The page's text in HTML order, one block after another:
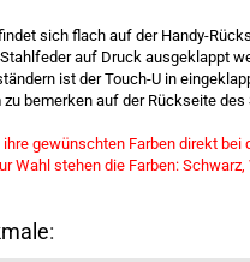
sich flach auf der Handy-
auf Druck ausgeklappt
ist der Touch-U in
zu bemerken auf der Rückseite des
ihre gewünschten Farben direkt bei
Wahl stehen die Farben:
: